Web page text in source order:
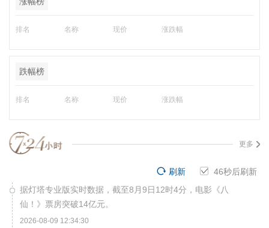
排名 名称 现价 涨跌幅
跌幅榜
排名 名称 现价 涨跌幅
更多
45秒后刷新
刷新
据灯塔专业版实时数据，截至8月9日12时4分，电影《八
仙！》票房突破14亿元。
2026-08-09 12:34:30